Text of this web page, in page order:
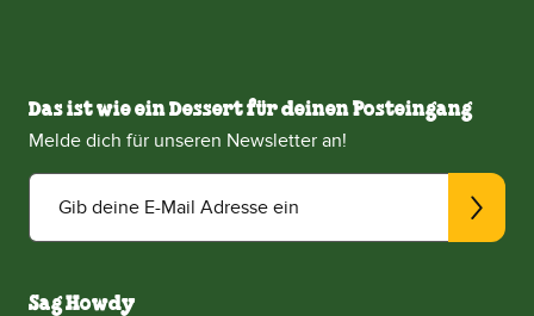
Das ist wie ein Dessert für deinen Posteingang
Melde dich für unseren Newsletter an!
Gib deine E-Mail Adresse ein
Sag Howdy